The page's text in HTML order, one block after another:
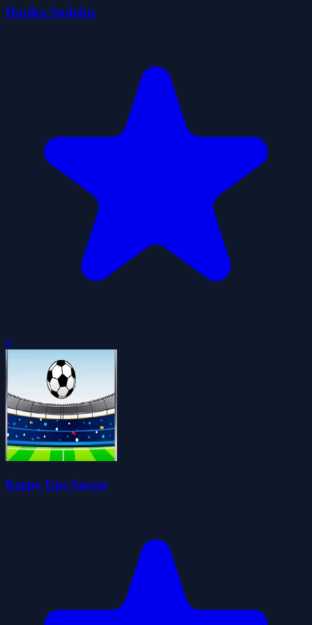
Harika Sudoku
0
Keepy Ups Soccer